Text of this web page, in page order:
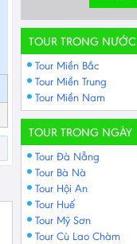
TOUR TRONG NƯỚC
Tour Miền Bắc
Tour Miền Trung
Tour Miền Nam
TOUR TRONG NGÀY
Tour Đà Nẵng
Tour Bà Nà
Tour Hội An
Tour Huế
Tour Mỹ Sơn
Tour Cù Lao Chàm